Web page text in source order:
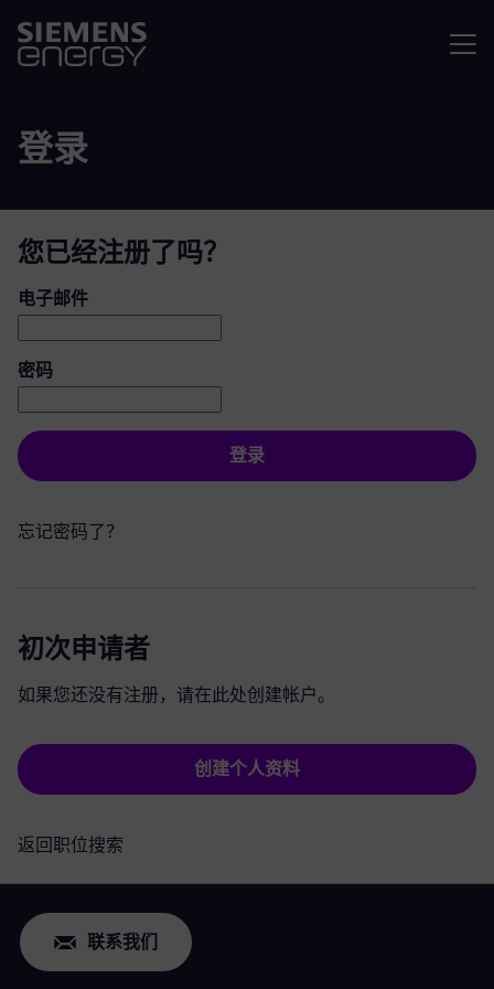
登录
您已经注册了吗？
登录：用户和密码
电子邮件
密码
登录
忘记密码了？
初次申请者
如果您还没有注册，请在此处创建帐户。
创建个人资料
返回职位搜索
联系我们